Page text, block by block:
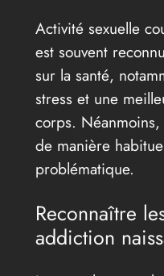
Activité sexuelle
est souvent
sur la santé,
stress et une
corps.
de manière
problématique.
Reconnaître
addiction